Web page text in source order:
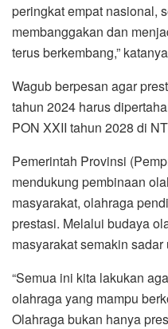
peringkat empat nasional,
membanggakan dan
terus berkembang,”
Wagub berpesan agar
tahun 2024 harus
PON XXII tahun 2028 di
Pemerintah Provinsi
mendukung pembinaan
masyarakat, olahraga
prestasi. Melalui budaya
masyarakat semakin
“Semua ini kita lakukan
olahraga yang mampu
Olahraga bukan hanya